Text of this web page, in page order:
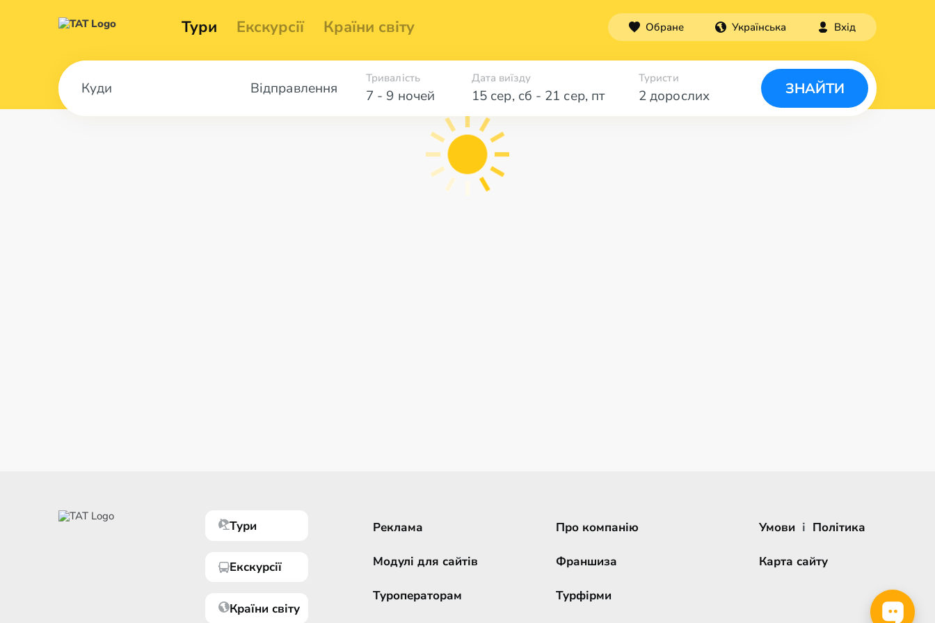
Тури Екскурсії Країни світу Обране Українська Вхід
Відправлення 7 - 9 ночей
Тривалість Дата виїзду
15 сер, сб - 21 сер, пт 2 дорослих
Туристи
ЗНАЙТИ
Тури
Екскурсії
Країни світу
Реклама
Модулі для сайтів
Туроператорам
Про компанію
Франшиза
Турфірми
Умови і Політика
Карта сайту